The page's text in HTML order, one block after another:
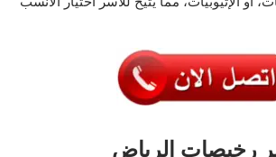
رخيصات الرياض